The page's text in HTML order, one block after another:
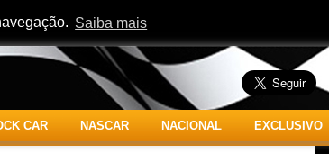
Saiba mais
CAR NASCAR NACIONAL EXCLUSIVO